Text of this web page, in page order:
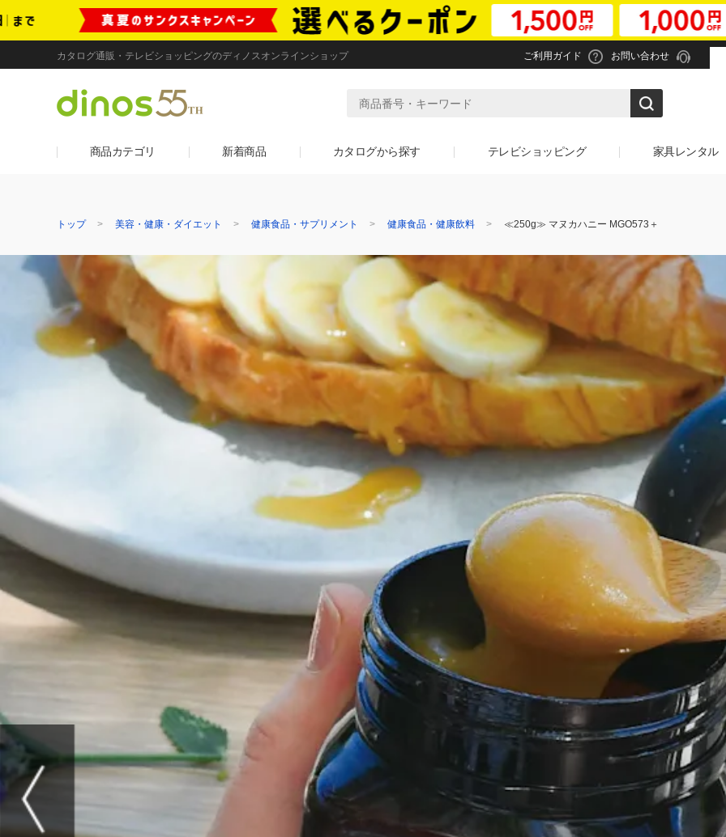
カタログ通販・テレビショッピングのディノスオンラインショップ ご利用ガイド お問い合わせ
商品カテゴリ 新着商品 カタログから探す テレビショッピング 家具レンタル
トップ 美容・健康・ダイエット 健康食品・サプリメント 健康食品・健康飲料 ≪250g≫ マヌカハニー MGO573＋